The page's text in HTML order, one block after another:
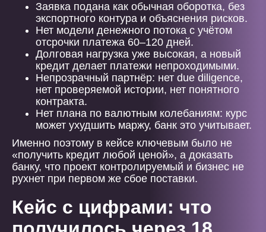
Заявка подана как обычная оборотка, без
экспортного контура и объяснения рисков.
Нет модели денежного потока с учётом
отсрочки платежа 60–120 дней.
Долговая нагрузка уже высокая, а новый
кредит делает платежи непроходимыми.
Непрозрачный партнёр: нет due diligence,
нет проверяемой истории, нет понятного
контракта.
Нет плана по валютным колебаниям: курс
может ухудшить маржу, банк это учитывает.
Именно поэтому в кейсе ключевым было не
«получить кредит любой ценой», а доказать
банку, что проект контролируемый и бизнес не
рухнет при первом же сбое поставки.
Кейс с цифрами: что